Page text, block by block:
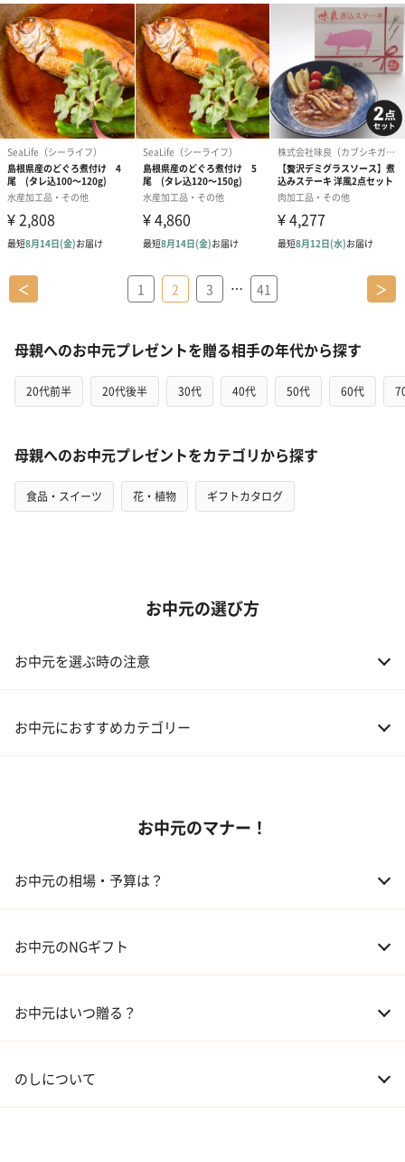
＜ 1 2 3 … 41 ＞
母親へのお中元プレゼントを贈る相手の年代から探す
20代前半 20代後半 30代 40代 50代 60代
母親へのお中元プレゼントをカテゴリから探す
食品・スイーツ 花・植物 ギフトカタログ
お中元の選び方
お中元を選ぶ時の注意
お中元におすすめカテゴリー
03 ギフトカタログ
お中元のマナー！
お中元の相場・予算は？
02 兄弟、姉妹 3,000～5,000円
04 会社の上司 5,000円程度
お中元のNGギフト
お中元はいつ贈る？
のしについて